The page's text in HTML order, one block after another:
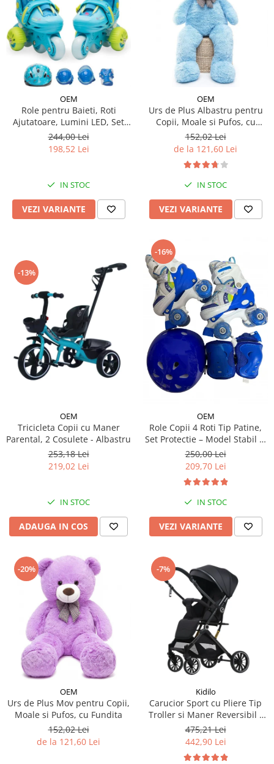
OEM
Role pentru Baieti, Roti
Ajutatoare, Lumini LED, Set
Protectie
244,00 Lei
198,52 Lei
IN STOC
VEZI VARIANTE
OEM
Urs de Plus Albastru pentru
Copii, Moale si Pufos, cu
Fundita
152,02 Lei
de la 121,60 Lei
IN STOC
VEZI VARIANTE
-13%
OEM
Tricicleta Copii cu Maner
Parental, 2 Cosulete - Albastru
253,18 Lei
219,02 Lei
IN STOC
ADAUGA IN COS
-16%
OEM
Role Copii 4 Roti Tip Patine,
Set Protectie – Model Stabil si
Reglabil - Albastru
250,00 Lei
209,70 Lei
IN STOC
VEZI VARIANTE
-20%
OEM
Urs de Plus Mov pentru Copii,
Moale si Pufos, cu Fundita
152,02 Lei
de la 121,60 Lei
-7%
Kidilo
Carucior Sport cu Pliere Tip
Troller si Maner Reversibil -
Negru
475,21 Lei
442,90 Lei